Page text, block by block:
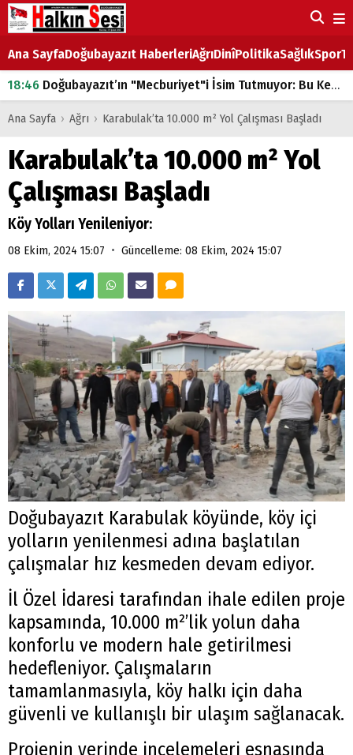
Ana SayfaDoğubayazıt HaberleriAğrıDinîPolitikaSağlıkSpor
18:46 Doğubayazıt’ın "Mecburiyet"i İsim Tutmuyor: Bu Kez de Mem u Zîn Oldu!
07:53Doğubayazıt’ta Ekmek Fiyatlarına Zam
Doğubayazıt'ta çocukların sırtındaki ağır yük
07:00 DEVLET ve HÜKÜMET
18:29ÇARŞI CADDESİ YAZ BOZ TAHTASI
Ana Sayfa › Ağrı › Karabulak’ta 10.000 m² Yol Çalışması Başladı
Karabulak’ta 10.000 m² Yol
Çalışması Başladı
Köy Yolları Yenileniyor:
08 Ekim, 2024 15:07 • Güncelleme: 08 Ekim, 2024 15:07
Doğubayazıt Karabulak köyünde, köy içi
yolların yenilenmesi adına başlatılan
çalışmalar hız kesmeden devam ediyor.
İl Özel İdaresi tarafından ihale edilen proje
kapsamında, 10.000 m²’lik yolun daha
konforlu ve modern hale getirilmesi
hedefleniyor. Çalışmaların
tamamlanmasıyla, köy halkı için daha
güvenli ve kullanışlı bir ulaşım sağlanacak.
Projenin yerinde incelemeleri esnasında